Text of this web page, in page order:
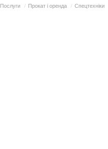
Послуги / Прокат і оренда / Спецтехніки